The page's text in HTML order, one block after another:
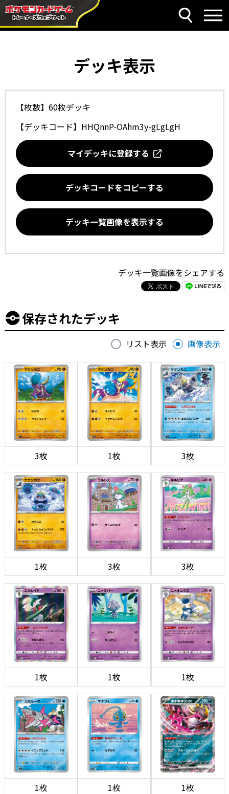
デッキ表示
【枚数】60枚デッキ
【デッキコード】 HHQnnP-OAhm3y-gLgLgH
マイデッキに登録する
デッキコードをコピーする
デッキ一覧画像を表示する
デッキ一覧画像をシェアする
保存されたデッキ
リスト表示 画像表示
3枚 1枚 3枚
1枚 3枚 3枚
1枚 1枚 1枚
1枚 1枚 1枚